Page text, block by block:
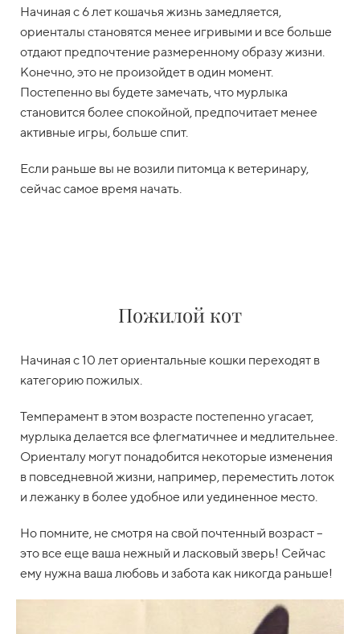
Начиная с 6 лет кошачья жизнь замедляется,
ориенталы становятся менее игривыми и все больше
отдают предпочтение размеренному образу жизни.
Конечно, это не произойдет в один момент.
Постепенно вы будете замечать, что мурлыка
становится более спокойной, предпочитает менее
активные игры, больше спит.
Если раньше вы не возили питомца к ветеринару,
сейчас самое время начать.
Пожилой кот
Начиная с 10 лет ориентальные кошки переходят в
категорию пожилых.
Темперамент в этом возрасте постепенно угасает,
мурлыка делается все флегматичнее и медлительнее.
Ориенталу могут понадобится некоторые изменения
в повседневной жизни, например, переместить лоток
и лежанку в более удобное или уединенное место.
Но помните, не смотря на свой почтенный возраст–
это все еще ваша нежный и ласковый зверь! Сейчас
ему нужна ваша любовь и забота как никогда раньше!